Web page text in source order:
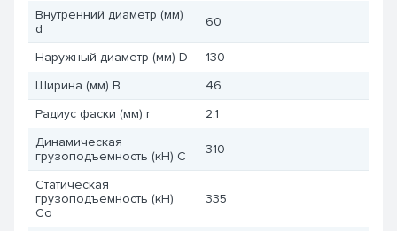
Внутренний диаметр (мм)
d
60
Наружный диаметр (мм) D
130
Ширина (мм) B
46
Радиус фаски (мм) r
2,1
Динамическая
грузоподъемность (кН) C
310
Статическая
грузоподъемность (кН)
Co
335